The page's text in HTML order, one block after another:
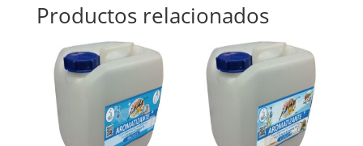
Productos relacionados